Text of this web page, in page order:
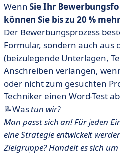
Wenn Sie Ihr
können Sie bis zu 20 %
Der Bewerbungsprozess
Formular, sondern auch aus
(beizulegende Unterlagen,
Anschreiben verlangen,
oder nicht zum gesuchten
Techniker einen Word-Test
📝Was tun wir?
Man passt sich an! Für jeden
eine Strategie entwickelt
Zielgruppe? Handelt es sich